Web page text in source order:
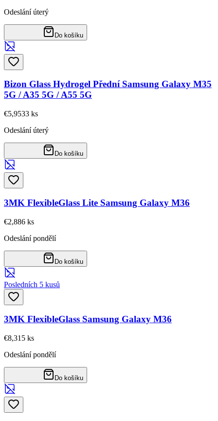
Odeslání úterý
Do košíku
Bizon Glass Hydrogel Přední Samsung Galaxy M35
5G / A35 5G / A55 5G
€5,9533 ks
Odeslání úterý
Do košíku
3MK FlexibleGlass Lite Samsung Galaxy M36
€2,886 ks
Odeslání pondělí
Do košíku
Posledních 5 kusů
3MK FlexibleGlass Samsung Galaxy M36
€8,31 5 ks
Odeslání pondělí
Do košíku